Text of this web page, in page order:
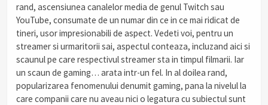
rand, ascensiunea canalelor media de genul Twitch sau
YouTube, consumate de un numar din ce in ce mai ridicat de
tineri, usor impresionabili de aspect. Vedeti voi, pentru un
streamer si urmaritorii sai, aspectul conteaza, incluzand aici si
scaunul pe care respectivul streamer sta in timpul filmarii. Iar
un scaun de gaming… arata intr-un fel. In al doilea rand,
popularizarea fenomenului denumit gaming, pana la nivelul la
care companii care nu aveau nici o legatura cu subiectul sunt